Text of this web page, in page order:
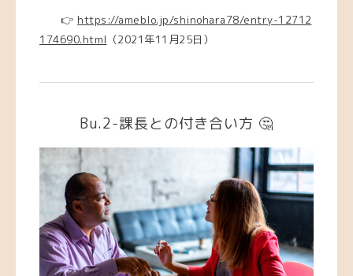
👉 https://ameblo.jp/shinohara78/entry-12712
174690.html （2021年11月25日）
Bu.2-課長との付き合い方 🤔